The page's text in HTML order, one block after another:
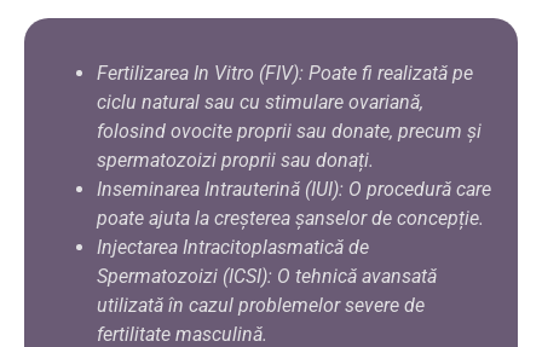
Fertilizarea In Vitro (FIV): Poate fi realizată pe
ciclu natural sau cu stimulare ovariană,
folosind ovocite proprii sau donate, precum și
spermatozoizi proprii sau donați.
Inseminarea Intrauterină (IUI): O procedură care
poate ajuta la creșterea șanselor de concepție.
Injectarea Intracitoplasmatică de
Spermatozoizi (ICSI): O tehnică avansată
utilizată în cazul problemelor severe de
fertilitate masculină.